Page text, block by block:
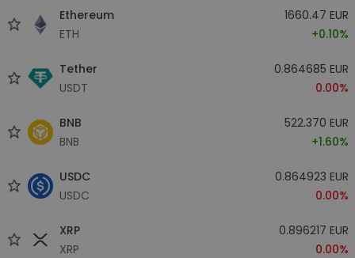
Ethereum
ETH
1660.47 EUR
+0.10%
Tether
USDT
0.864685 EUR
0.00%
BNB
BNB
522.370 EUR
+1.60%
USDC
USDC
0.864923 EUR
0.00%
XRP
XRP
0.896217 EUR
0.00%